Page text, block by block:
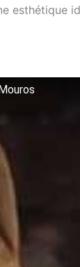
esthétique